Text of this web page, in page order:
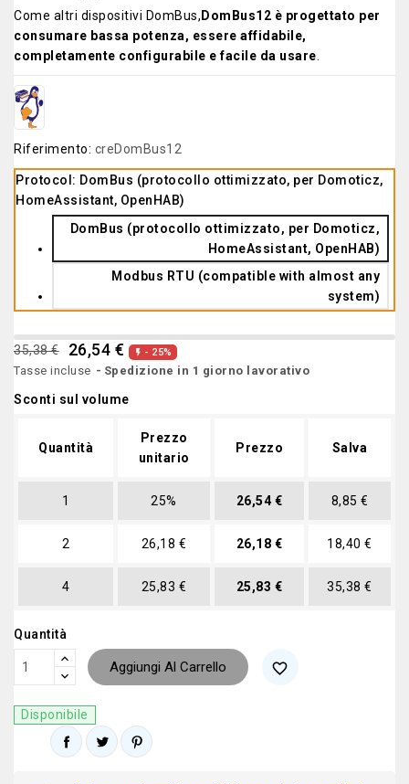
Come altri dispositivi DomBus, DomBus12 è progettato per
consumare bassa potenza, essere affidabile,
completamente configurabile e facile da usare.
Riferimento: creDomBus12
Protocol: DomBus (protocollo ottimizzato, per Domoticz,
HomeAssistant, OpenHAB)
DomBus (protocollo ottimizzato, per Domoticz,
HomeAssistant, OpenHAB)
Modbus RTU (compatible with almost any
system)
35,38 € 26,54 €  - 25%
Tasse incluse Spedizione in 1 giorno lavorativo
Sconti sul volume
Quantità
Prezzo
unitario
Prezzo Salva
1 25% 26,54 € 8,85 €
2 26,18 € 26,18 € 18,40 €
4 25,83 € 25,83 € 35,38 €
Quantità
Aggiungi Al Carrello favorite_border
Disponibile